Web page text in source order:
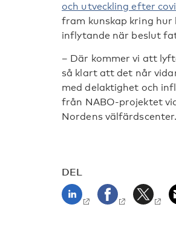
och utveckling efter
fram kunskap kring
inflytande när beslut
– Där kommer vi att
så klart att det når
med delaktighet och
från NABO-projektet
Nordens välfärdscenter.
DEL